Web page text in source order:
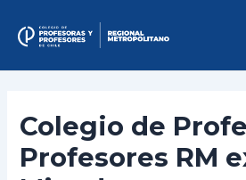
content
Colegio de
Profesores RM